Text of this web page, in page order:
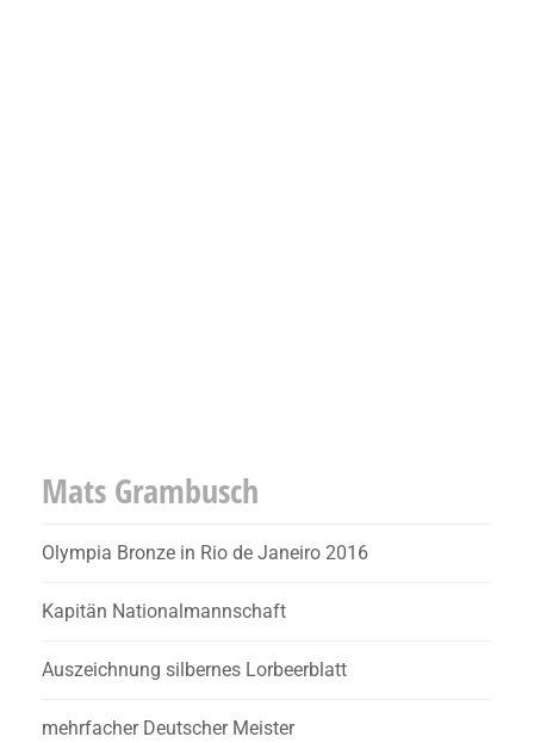
Mats Grambusch
Olympia Bronze in Rio de Janeiro 2016
Kapitän Nationalmannschaft
Auszeichnung silbernes Lorbeerblatt
mehrfacher Deutscher Meister